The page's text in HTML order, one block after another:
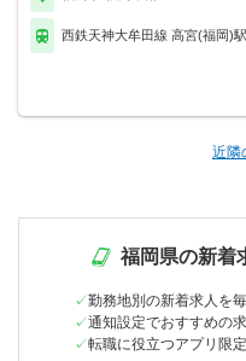
西鉄天神大牟田線 高宮(福岡)駅
近隣
福岡県の新着
勤務地別の新着求人を
通知設定でおすすめの
転職に役立つアプリ限